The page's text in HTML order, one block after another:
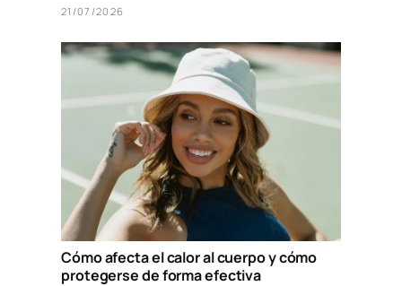
21/07/2026
Cómo afecta el calor al cuerpo y cómo
protegerse de forma efectiva